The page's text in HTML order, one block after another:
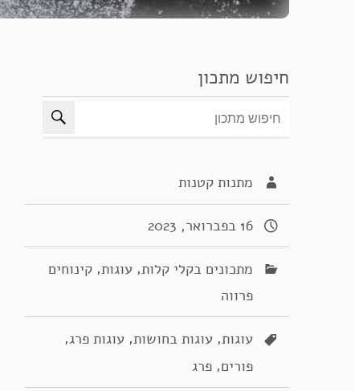
חיפוש מתכון
מתנות קטנות
16 בפברואר, 2023
מתכונים בקלי קלות, עוגות, קינוחים
פרווה
עוגות, עוגות בחושות, עוגות פרג,
פורים, פרג